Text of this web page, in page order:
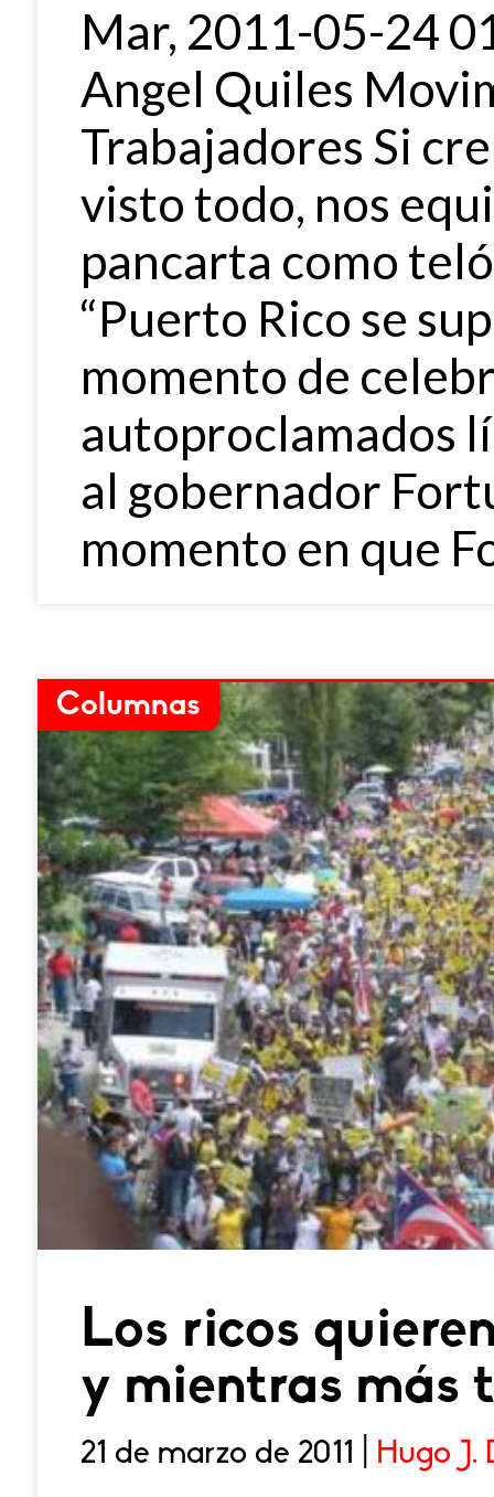
Mar, 2011-05-24
Angel Quiles
Trabajadores Si
visto todo, nos
pancarta como
“Puerto Rico se
momento de
autoproclamados
al gobernador
momento en que
Columnas
Los ricos
y mientras más
21 de marzo de 2011 | Hugo J.